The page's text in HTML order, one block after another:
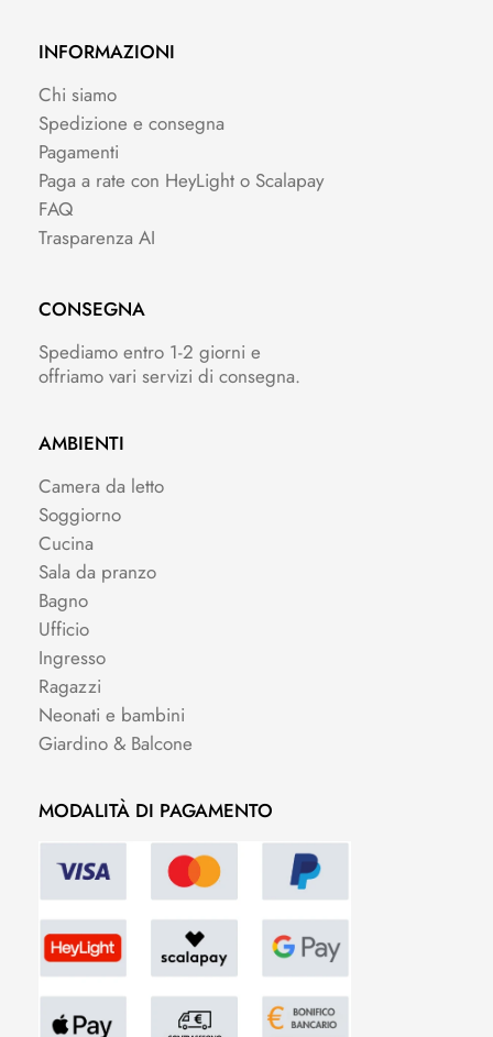
INFORMAZIONI
Chi siamo
Spedizione e consegna
Pagamenti
Paga a rate con HeyLight o Scalapay
FAQ
Trasparenza AI
CONSEGNA
Spediamo entro 1-2 giorni e
offriamo vari servizi di consegna.
AMBIENTI
Camera da letto
Soggiorno
Cucina
Sala da pranzo
Bagno
Ufficio
Ingresso
Ragazzi
Neonati e bambini
Giardino & Balcone
MODALITÀ DI PAGAMENTO